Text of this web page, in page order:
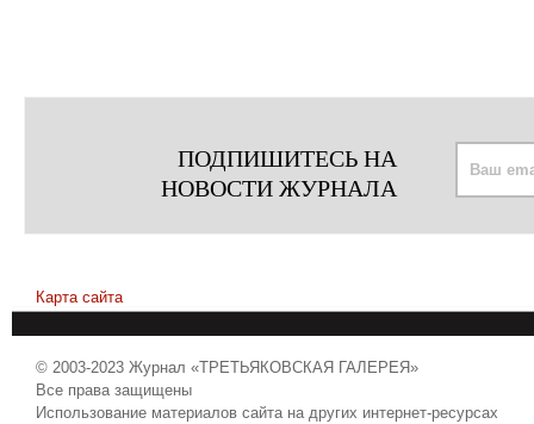
ПОДПИШИТЕСЬ НА
НОВОСТИ ЖУРНАЛА
Карта сайта
© 2003-2023 Журнал «ТРЕТЬЯКОВСКАЯ ГАЛЕРЕЯ»
Все права защищены
Использование материалов сайта на других интернет-ресурсах